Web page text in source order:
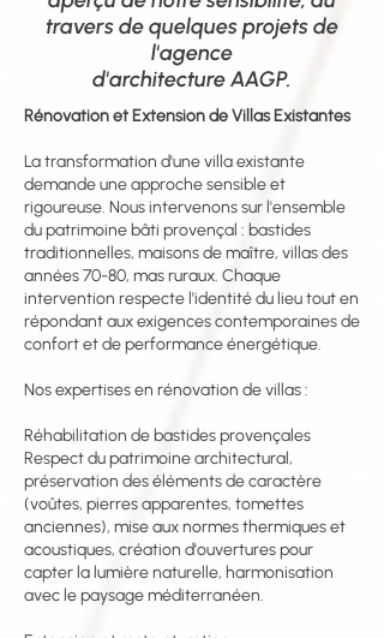
travers de quelques projets de
l'agence
d'architecture AAGP.
Rénovation et Extension de Villas Existantes
La transformation d'une villa existante
demande une approche sensible et
rigoureuse. Nous intervenons sur l'ensemble
du patrimoine bâti provençal : bastides
traditionnelles, maisons de maître, villas des
années 70-80, mas ruraux. Chaque
intervention respecte l'identité du lieu tout en
répondant aux exigences contemporaines de
confort et de performance énergétique.
Nos expertises en rénovation de villas :
Réhabilitation de bastides provençales
Respect du patrimoine architectural,
préservation des éléments de caractère
(voûtes, pierres apparentes, tomettes
anciennes), mise aux normes thermiques et
acoustiques, création d'ouvertures pour
capter la lumière naturelle, harmonisation
avec le paysage méditerranéen.